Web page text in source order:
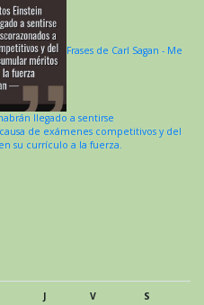
Frases de Carl Sagan - Me
llegado a sentirse
de exámenes competitivos y del
su currículo a la fuerza.
J V
S